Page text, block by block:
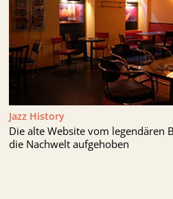
Jazz History
Die alte Website vom legendären
die Nachwelt aufgehoben